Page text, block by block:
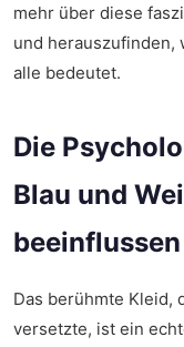
mehr über diese
und herauszufinden,
alle bedeutet.
Die
Blau und
Das berühmte Kleid,
versetzte, ist ein